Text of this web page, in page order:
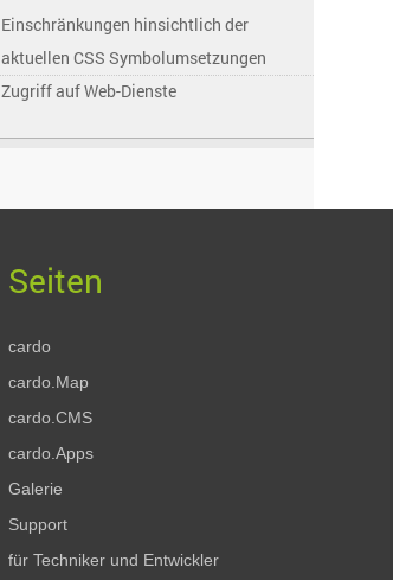
Einschränkungen hinsichtlich der
aktuellen CSS Symbolumsetzungen
Zugriff auf Web-Dienste
cardo
cardo.Map
cardo.CMS
cardo.Apps
Galerie
Support
für Techniker und Entwickler